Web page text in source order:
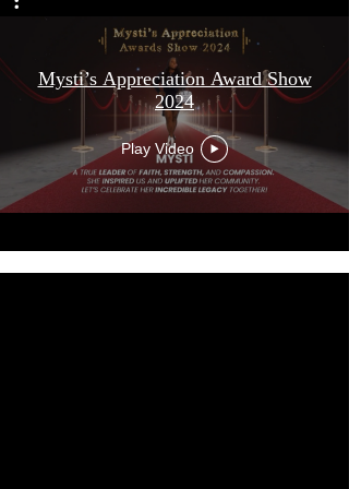
Mysti’s Appreciation Award Show
2024
Play Video